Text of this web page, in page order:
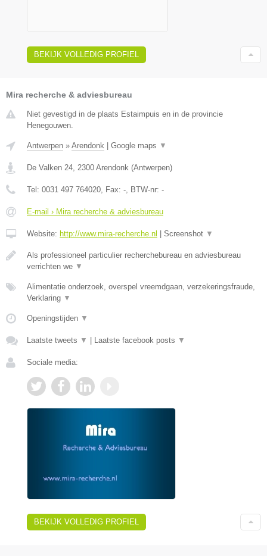
BEKIJK VOLLEDIG PROFIEL
Mira recherche & adviesbureau
Niet gevestigd in de plaats Estaimpuis en in de provincie
Henegouwen.
Antwerpen » Arendonk Google maps ▼
De Valken 24 2300 Arendonk (Antwerpen)
Tel: 0031 497 764020 , Fax: - , BTW-nr: -
E-mail › Mira recherche & adviesbureau
Website: http://www.mira-recherche.nl Screenshot ▼
Als professioneel particulier recherchebureau en adviesbureau
verrichten we ▼
Alimentatie onderzoek, overspel vreemdgaan, verzekeringsfraude,
Verklaring ▼
Openingstijden ▼
Laatste tweets ▼ Laatste facebook posts ▼
Sociale media:
BEKIJK VOLLEDIG PROFIEL